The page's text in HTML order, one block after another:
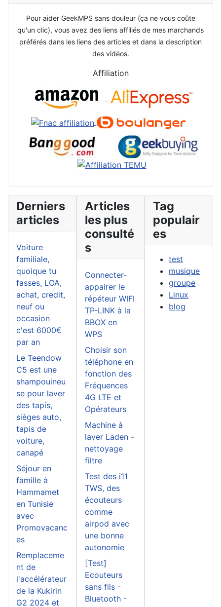
Pour aider GeekMPS sans douleur (ça ne vous coûte
qu'un clic), vous avez des liens affiliés de mes marchands
préférés dans les liens des articles et dans la description
des vidéos.
Affiliation
Derniers
articles
Voiture
familiale,
quoique tu
fasses, LOA,
achat, credit,
neuf ou
occasion
c'est 6000€
par an
Le Teendow
C5 est une
shampouineu
se pour laver
des tapis,
sièges auto,
tapis de
voiture,
canapé
Séjour en
famille à
Hammamet
en Tunisie
avec
Promovacanc
es
Remplaceme
nt de
l'accélérateur
de la Kukirin
G2 2024 et
Articles
les plus
consulté
s
Connecter-
appairer le
répéteur WIFI
TP-LINK à la
BBOX en
WPS
Choisir son
téléphone en
fonction des
Fréquences
4G LTE et
Opérateurs
Machine à
laver Laden -
nettoyage
filtre
Test des i11
TWS, des
écouteurs
comme
airpod avec
une bonne
autonomie
[Test]
Ecouteurs
sans fils -
Bluetooth -
Tag
populair
es
test
musique
groupe
Linux
blog